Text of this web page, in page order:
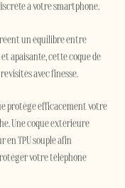
à votre smartphone.
un équilibre entre
apaisante, cette coque de
avec finesse.
protège efficacement votre
Une coque extérieure
en TPU souple afin
votre téléphone